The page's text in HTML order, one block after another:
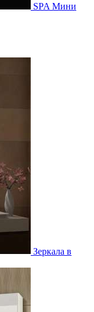
SPA Мини
Зеркала в